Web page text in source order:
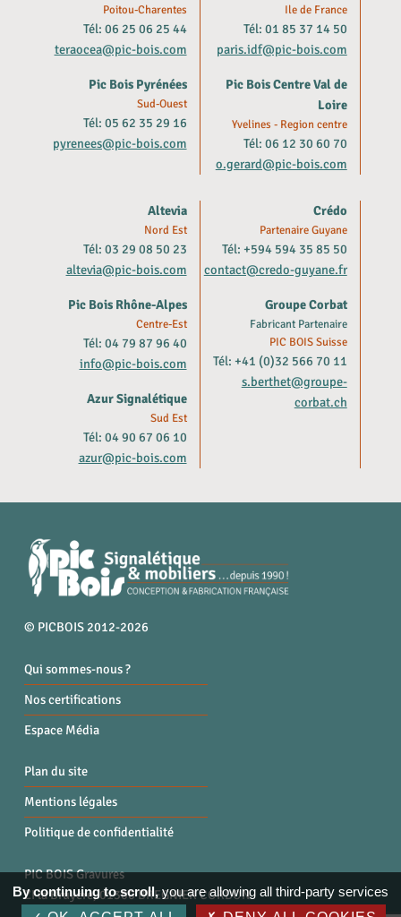
Poitou-Charentes
Tél: 06 25 06 25 44
teraocea@pic-bois.com
Pic Bois Pyrénées
Sud-Ouest
Tél: 05 62 35 29 16
pyrenees@pic-bois.com
Ile de France
Tél: 01 85 37 14 50
paris.idf@pic-bois.com
Pic Bois Centre Val de
Loire
Yvelines - Region centre
Tél: 06 12 30 60 70
o.gerard@pic-bois.com
Altevia
Nord Est
Tél: 03 29 08 50 23
altevia@pic-bois.com
Pic Bois Rhône-Alpes
Centre-Est
Tél: 04 79 87 96 40
info@pic-bois.com
Azur Signalétique
Sud Est
Tél: 04 90 67 06 10
azur@pic-bois.com
Crédo
Partenaire Guyane
Tél: +594 594 35 85 50
contact@credo-guyane.fr
Groupe Corbat
Fabricant Partenaire
PIC BOIS Suisse
Tél: +41 (0)32 566 70 11
s.berthet@groupe-
corbat.ch
© PICBOIS 2012-2026
Qui sommes-nous ?
Nos certifications
Espace Média
Plan du site
Mentions légales
Politique de confidentialité
PIC BOIS Gravures
ZI la Bruyère, 01300 BREGNIER CORDON
By continuing to scroll,you are allowing all third-party services